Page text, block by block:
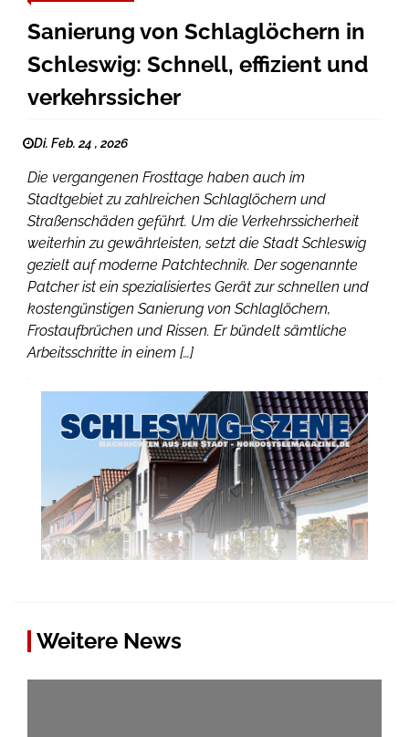
Sanierung von Schlaglöchern in
Schleswig: Schnell, effizient und
verkehrssicher
Di. Feb. 24 , 2026
Die vergangenen Frosttage haben auch im
Stadtgebiet zu zahlreichen Schlaglöchern und
Straßenschäden geführt. Um die Verkehrssicherheit
weiterhin zu gewährleisten, setzt die Stadt Schleswig
gezielt auf moderne Patchtechnik. Der sogenannte
Patcher ist ein spezialisiertes Gerät zur schnellen und
kostengünstigen Sanierung von Schlaglöchern,
Frostaufbrüchen und Rissen. Er bündelt sämtliche
Arbeitsschritte in einem […]
Weitere News